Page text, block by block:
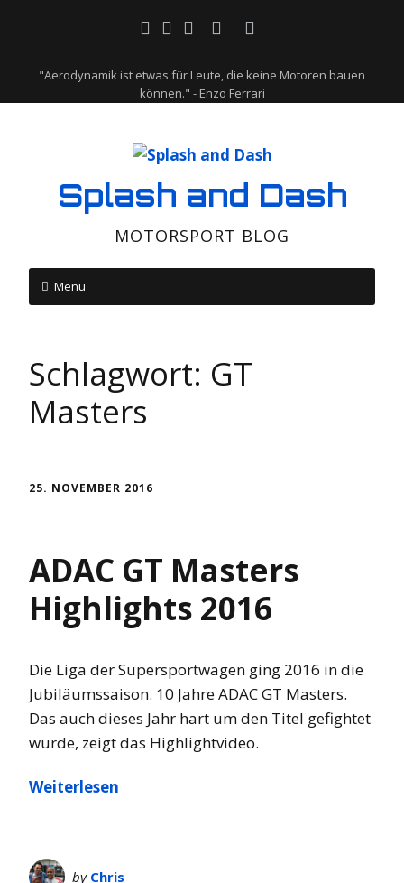
"Aerodynamik ist etwas für Leute, die keine Motoren bauen
können." - Enzo Ferrari
Splash and Dash
MOTORSPORT BLOG
Menü
Schlagwort: GT
Masters
25. NOVEMBER 2016
ADAC GT Masters
Highlights 2016
Die Liga der Supersportwagen ging 2016 in die
Jubiläumssaison. 10 Jahre ADAC GT Masters.
Das auch dieses Jahr hart um den Titel gefightet
wurde, zeigt das Highlightvideo.
Weiterlesen
by Chris